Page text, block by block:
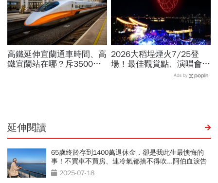
高鐵延伸宜蘭通車時間、高
鐵宜蘭站在哪？斥3500億
2026大稻埕煙火7/25登
場！最佳觀賞點、演唱會卡
司…大稻埕夏日節煙火施放
Ads by
延伸閱讀
65歲終於存到1400萬退休金，卻是我此生最懊悔的
事！不買車不買房、連冷氣都捨不得吹...阿伯血淚告
白 2025-07-18